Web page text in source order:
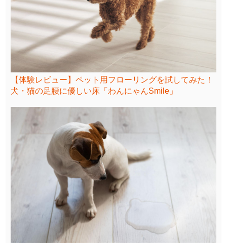
【体験レビュー】ペット用フローリングを試してみた！
犬・猫の足腰に優しい床「わんにゃんSmile」